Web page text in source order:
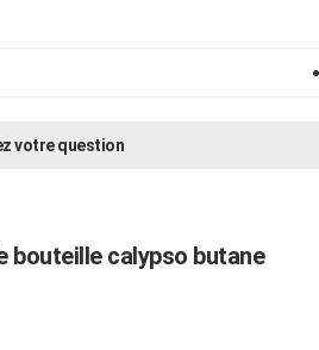
votre question
bouteille calypso butane